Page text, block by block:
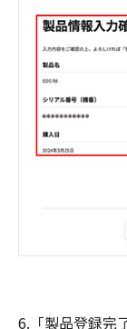
6.「製品登録完